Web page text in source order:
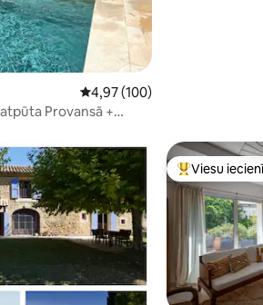
Vidējais vērtējums: 4,97 no 5,
4,97 (100)
Provansā +
Populārs
Viesu